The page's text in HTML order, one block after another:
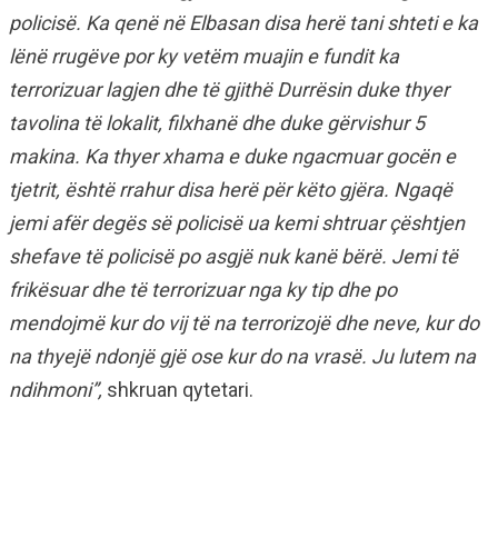
policisë. Ka qenë në Elbasan disa herë tani shteti e ka
lënë rrugëve por ky vetëm muajin e fundit ka
terrorizuar lagjen dhe të gjithë Durrësin duke thyer
tavolina të lokalit, filxhanë dhe duke gërvishur 5
makina. Ka thyer xhama e duke ngacmuar gocën e
tjetrit, është rrahur disa herë për këto gjëra. Ngaqë
jemi afër degës së policisë ua kemi shtruar çështjen
shefave të policisë po asgjë nuk kanë bërë. Jemi të
frikësuar dhe të terrorizuar nga ky tip dhe po
mendojmë kur do vij të na terrorizojë dhe neve, kur do
na thyejë ndonjë gjë ose kur do na vrasë. Ju lutem na
ndihmoni”, shkruan qytetari.